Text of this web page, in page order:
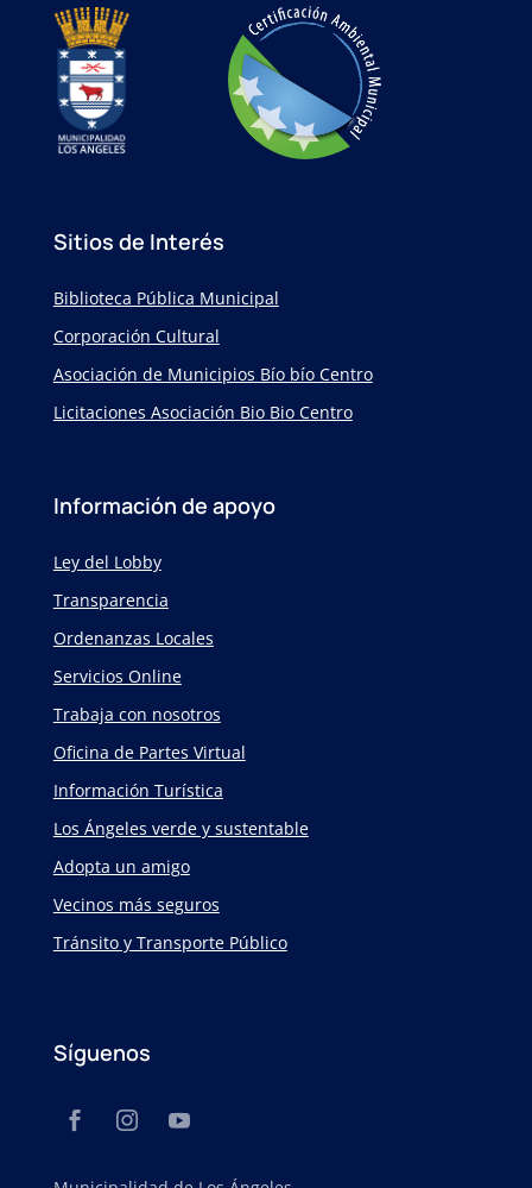
Sitios de Interés
Biblioteca Pública Municipal
Corporación Cultural
Asociación de Municipios Bío bío Centro
Licitaciones Asociación Bio Bio Centro
Información de apoyo
Ley del Lobby
Transparencia
Ordenanzas Locales
Servicios Online
Trabaja con nosotros
Oficina de Partes Virtual
Información Turística
Los Ángeles verde y sustentable
Adopta un amigo
Vecinos más seguros
Tránsito y Transporte Público
Síguenos